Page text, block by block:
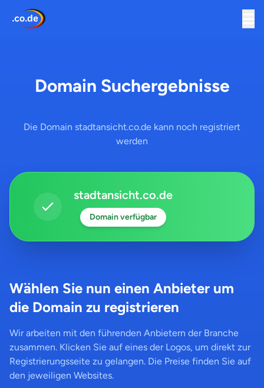
Domain Suchergebnisse
Die Domain stadtansicht.co.de kann noch registriert
werden
stadtansicht.co.de
Domain verfügbar
Wählen Sie nun einen Anbieter um
die Domain zu registrieren
Wir arbeiten mit den führenden Anbietern der Branche
zusammen. Klicken Sie auf eines der Logos, um direkt zur
Registrierungsseite zu gelangen. Die Preise finden Sie auf
den jeweiligen Websites.